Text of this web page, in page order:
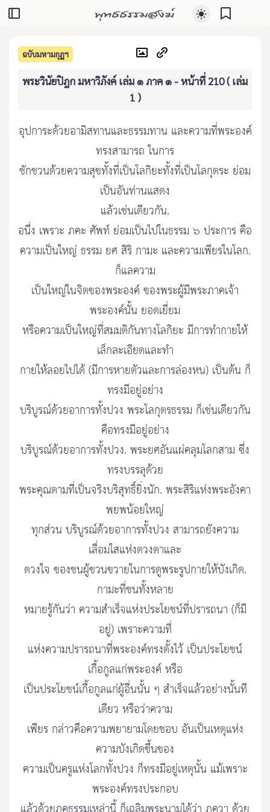
พุทธธรรมสงฆ์
ฉบับมหามกุฏฯ
พระวินัยปิฎก มหาวิภังค์ เล่ม ๑ ภาค ๑ - หน้าที่ 210 ( เล่ม
1 )
อุปการะด้วยอามิสทานและธรรมทาน และความที่พระองค์
ทรงสามารถ ในการ
ชักชวนด้วยความสุขทั้งที่เป็นโลกิยะทั้งที่เป็นโลกุตระ ย่อม
เป็นอันท่านแสดง
แล้วเช่นเดียวกัน.
อนึ่ง เพราะ ภคะ ศัพท์ ย่อมเป็นไปในธรรม ๖ ประการ คือ
ความเป็นใหญ่ ธรรม ยศ สิริ กามะ และความเพียรในโลก.
ก็แลความ
เป็นใหญ่ในจิตของพระองค์ ของพระผู้มีพระภาคเจ้า
พระองค์นั้น ยอดเยี่ยม
หรือความเป็นใหญ่ที่สมมติกันทางโลกิยะ มีการทำกายให้
เล็กละเอียดและทำ
กายให้ลอยไปได้ (มีการหายตัวและการล่องหน) เป็นต้น ก็
ทรงมีอยู่อย่าง
บริบูรณ์ด้วยอาการทั้งปวง พระโลกุตรธรรม ก็เช่นเดียวกัน
คือทรงมีอยู่อย่าง
บริบูรณ์ด้วยอาการทั้งปวง. พระยศอันแผ่คลุมโลกสาม ซึ่ง
ทรงบรรลุด้วย
พระคุณตามที่เป็นจริงบริสุทธิ์ยิ่งนัก. พระสิริแห่งพระอังคา
พยพน้อยใหญ่
ทุกส่วน บริบูรณ์ด้วยอาการทั้งปวง สามารถยังความ
เลื่อมใสแห่งดวงตาและ
ดวงใจ ของชนผู้ขวนขวายในการดูพระรูปกายให้บังเกิด.
กามะที่ชนทั้งหลาย
หมายรู้กันว่า ความสำเร็จแห่งประโยชน์ที่ปรารถนา (ก็มี
อยู่) เพราะความที่
แห่งความปรารถนาที่พระองค์ทรงตั้งไว้ เป็นประโยชน์
เกื้อกูลแก่พระองค์ หรือ
เป็นประโยชน์เกื้อกูลแก่ผู้อื่นนั้น ๆ สำเร็จแล้วอย่างนั้นที
เดียว หรือว่าความ
เพียร กล่าวคือความพยายามโดยชอบ อันเป็นเหตุแห่ง
ความบังเกิดขึ้นของ
ความเป็นครูแห่งโลกทั้งปวง ก็ทรงมีอยู่เหตุนั้น แม้เพราะ
พระองค์ทรงประกอบ